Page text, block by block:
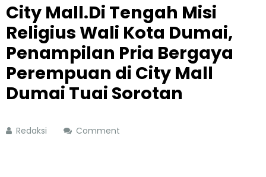
City Mall.Di Tengah Misi
Religius Wali Kota Dumai,
Penampilan Pria Bergaya
Perempuan di City Mall
Dumai Tuai Sorotan
Redaksi Comment